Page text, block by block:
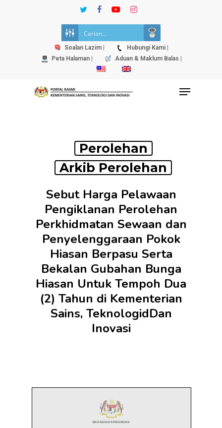
twitterfacebookyoutubeinstagram
Soalan Lazim |
Hubungi Kami |
Peta Halaman |
Aduan & Maklum Balas |
Menu
Perolehan
Arkib Perolehan
Sebut Harga Pelawaan
Pengiklanan Perolehan
Perkhidmatan Sewaan dan
Penyelenggaraan Pokok
Hiasan Berpasu Serta
Bekalan Gubahan Bunga
Hiasan Untuk Tempoh Dua
(2) Tahun di Kementerian
Sains, TeknologidDan
Inovasi